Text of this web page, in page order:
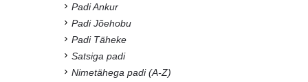
Padi Ankur
Padi Jõehobu
Padi Täheke
Satsiga padi
Nimetähega padi (A-Z)